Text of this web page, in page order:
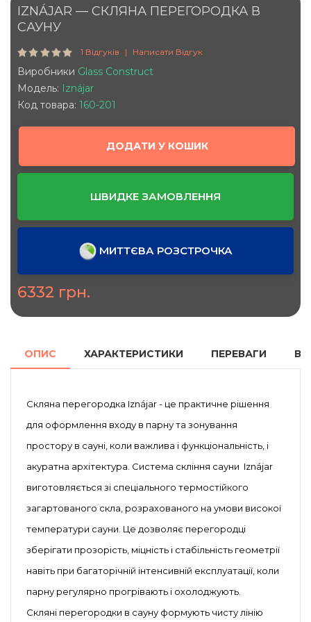
IZNÁJAR — СКЛЯНА ПЕРЕГОРОДКА В
САУНУ
1 Відгуків Написати Відгук
Виробники Glass Construct
Модель: Iznájar
Код товара: 160-201
ДОДАТИ У КОШИК
ШВИДКЕ ЗАМОВЛЕННЯ
МИТТЄВА РОЗСТРОЧКА
6332 грн.
ОПИС ХАРАКТЕРИСТИКИ ПЕРЕВАГИ
Скляна перегородка Iznájar - це практичне рішення
для оформлення входу в парну та зонування
простору в сауні, коли важлива і функціональність, і
акуратна архітектура. Система скління сауни Iznájar
виготовляється зі спеціального термостійкого
загартованого скла, розрахованого на умови високої
температури сауни. Це дозволяє перегородці
зберігати прозорість, міцність і стабільність геометрії
навіть при багаторічній інтенсивній експлуатації, коли
парну регулярно прогрівають і охолоджують.
Скляні перегородки в сауну формують чисту лінію